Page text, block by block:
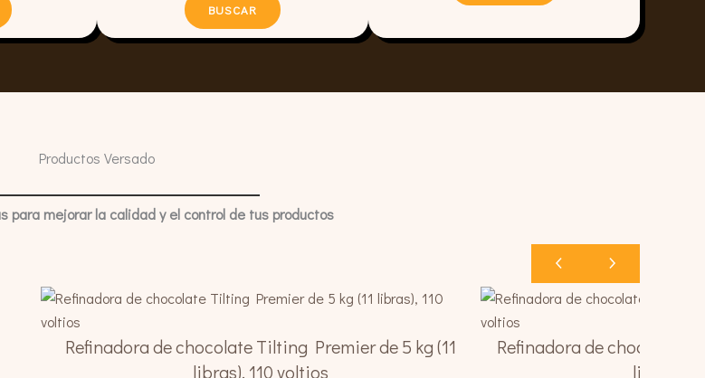
BUSCAR
Productos Versado
para mejorar la calidad y el control de tus productos
Refinadora de chocolate Tilting Premier de 5 kg (11
libras), 110 voltios
Refinadora de chocolate
libras),